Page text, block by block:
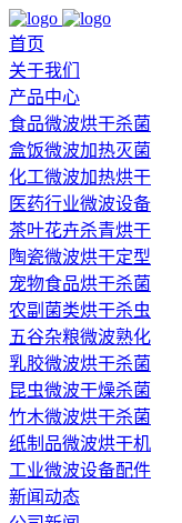
首页
关于我们
产品中心
食品微波烘干杀菌
盒饭微波加热灭菌
化工微波加热烘干
医药行业微波设备
茶叶花卉杀青烘干
陶瓷微波烘干定型
宠物食品烘干杀菌
农副菌类烘干杀虫
五谷杂粮微波熟化
乳胶微波烘干杀菌
昆虫微波干燥杀菌
竹木微波烘干杀菌
纸制品微波烘干机
工业微波设备配件
新闻动态